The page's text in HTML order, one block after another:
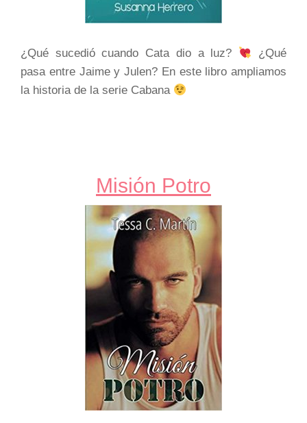
¿Qué sucedió cuando Cata dio a luz?
¿Qué
pasa entre Jaime y Julen? En este libro ampliamos
la historia de la serie Cabana
Misión Potro